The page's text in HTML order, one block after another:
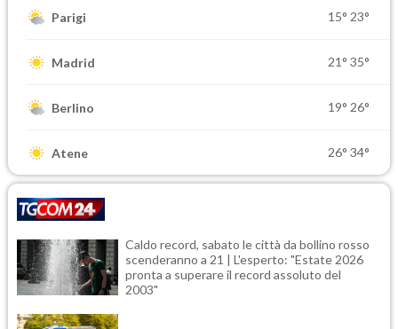
Parigi 15° 23°
Madrid 21° 35°
Berlino 19° 26°
Atene 26° 34°
Caldo record, sabato le città da bollino rosso
scenderanno a 21 | L'esperto: "Estate 2026
pronta a superare il record assoluto del
2003"